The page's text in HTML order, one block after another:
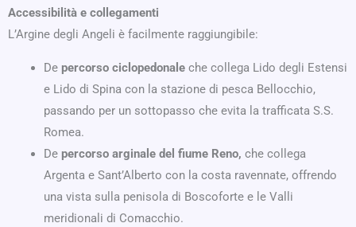
Accessibilità e collegamenti
L’Argine degli Angeli è facilmente raggiungibile:
De percorso ciclopedonale che collega Lido degli Estensi
e Lido di Spina con la stazione di pesca Bellocchio,
passando per un sottopasso che evita la trafficata S.S.
Romea.
De percorso arginale del fiume Reno, che collega
Argenta e Sant’Alberto con la costa ravennate, offrendo
una vista sulla penisola di Boscoforte e le Valli
meridionali di Comacchio.